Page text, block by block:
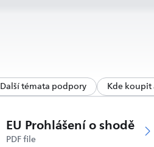
Další témata podpory Kde
EU Prohlášení o shodě
PDF file